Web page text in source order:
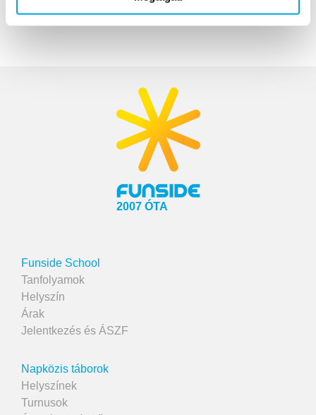
2007 ÓTA
Funside School
Tanfolyamok
Helyszín
Árak
Jelentkezés és ÁSZF
Napközis táborok
Helyszínek
Turnusok